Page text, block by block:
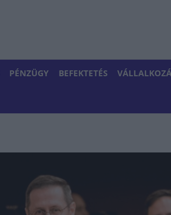
PÉNZÜGY BEFEKTETÉS